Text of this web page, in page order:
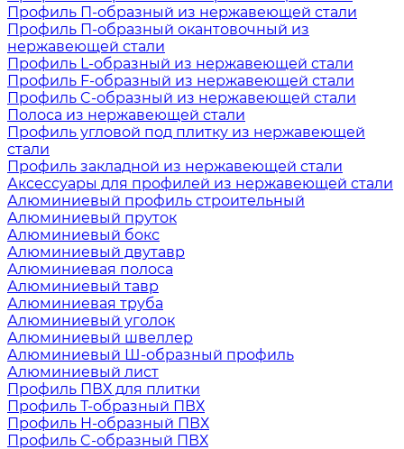
Профиль П-образный из нержавеющей стали
Профиль П-образный окантовочный из
нержавеющей стали
Профиль L-образный из нержавеющей стали
Профиль F-образный из нержавеющей стали
Профиль C-образный из нержавеющей стали
Полоса из нержавеющей стали
Профиль угловой под плитку из нержавеющей
стали
Профиль закладной из нержавеющей стали
Аксессуары для профилей из нержавеющей стали
Алюминиевый профиль строительный
Алюминиевый пруток
Алюминиевый бокс
Алюминиевый двутавр
Алюминиевая полоса
Алюминиевый тавр
Алюминиевая труба
Алюминиевый уголок
Алюминиевый швеллер
Алюминиевый Ш-образный профиль
Алюминиевый лист
Профиль ПВХ для плитки
Профиль Т-образный ПВХ
Профиль H-образный ПВХ
Профиль C-образный ПВХ